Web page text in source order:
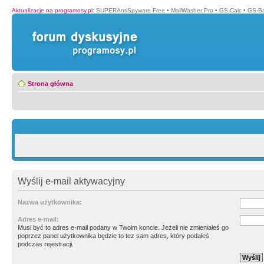
Aktualizacje na programosy.pl: SUPERAntiSpyware Free • MailWasher Pro • GS-Calc • GS-
Strona główna
Wyślij e-mail aktywacyjny
Nazwa użytkownika:
Adres e-mail:
Musi być to adres e-mail podany w Twoim koncie. Jeżeli nie zmieniałeś go
poprzez panel użytkownika będzie to tez sam adres, który podałeś
podczas rejestracji.